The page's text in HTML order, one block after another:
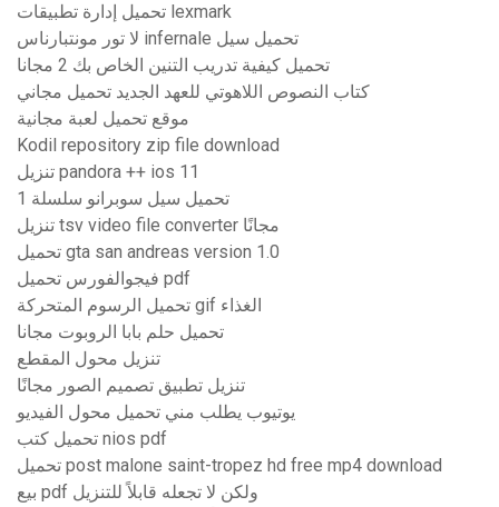
تحميل إدارة تطبيقات lexmark
لا تور مونتبارناس infernale تحميل سيل
تحميل كيفية تدريب التنين الخاص بك 2 مجانا
كتاب النصوص اللاهوتي للعهد الجديد تحميل مجاني
موقع تحميل لعبة مجانية
Kodil repository zip file download
تنزيل pandora ++ ios 11
تحميل سيل سوبرانو سلسلة 1
تنزيل tsv video file converter مجانًا
تحميل gta san andreas version 1.0
فيجوالفورس تحميل pdf
تحميل الرسوم المتحركة gif الغذاء
تحميل حلم بابا الروبوت مجانا
تنزيل محول المقطع
تنزيل تطبيق تصميم الصور مجانًا
يوتيوب يطلب مني تحميل محول الفيديو
تحميل كتب nios pdf
تحميل post malone saint-tropez hd free mp4 download
بيع pdf ولكن لا تجعله قابلاً للتنزيل